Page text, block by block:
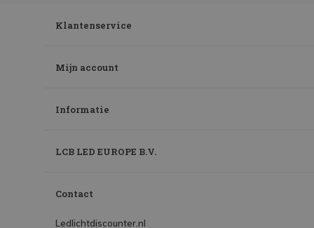
Klantenservice
Mijn account
Informatie
LCB LED EUROPE B.V.
Contact
Ledlichtdiscounter.nl